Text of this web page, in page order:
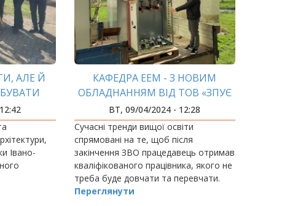
АЛЕ Й
Івано-
КАФЕДРА ЕЕМ - З НОВИМ
ОБЛАДНАННЯМ ВІД ТОВ «ЗПУЄ
УКРАЇНА»
ВТ, 09/04/2024 - 12:28
Сучасні тренди вищої освіти
спрямовані на те, щоб після
закінчення ЗВО працедавець отримав
кваліфікованого працівника, якого не
треба буде довчати та перевчати.
Переглянути